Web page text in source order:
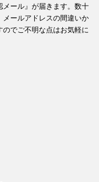
メール』が届きます。数十
ールアドレスの間違いか
でご不明な点はお気軽に